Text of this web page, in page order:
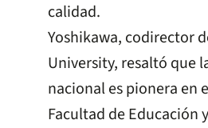
calidad.
Yoshikawa, codirector
University, resaltó que
nacional es pionera en
Facultad de Educación